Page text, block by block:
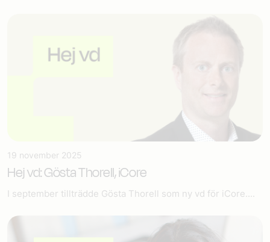
19 november 2025
Hej vd: Gösta Thorell, iCore
I september tillträdde Gösta Thorell som ny vd för iCore....